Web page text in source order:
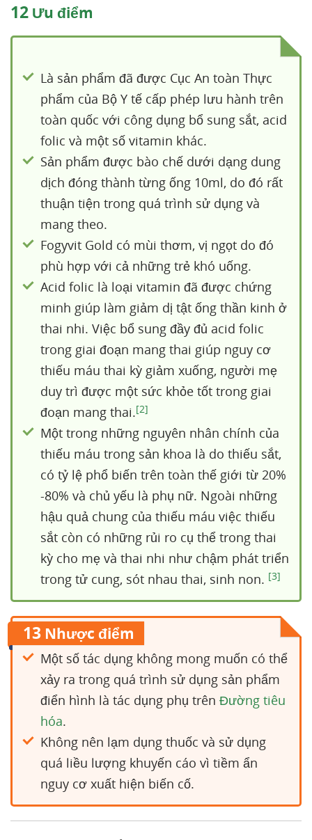
12 Ưu điểm
Là sản phẩm đã được Cục An toàn Thực
phẩm của Bộ Y tế cấp phép lưu hành trên
toàn quốc với công dụng bổ sung sắt, acid
folic và một số vitamin khác.
Sản phẩm được bào chế dưới dạng dung
dịch đóng thành từng ống 10ml, do đó rất
thuận tiện trong quá trình sử dụng và
mang theo.
Fogyvit Gold có mùi thơm, vị ngọt do đó
phù hợp với cả những trẻ khó uống.
Acid folic là loại vitamin đã được chứng
minh giúp làm giảm dị tật ống thần kinh ở
thai nhi. Việc bổ sung đầy đủ acid folic
trong giai đoạn mang thai giúp nguy cơ
thiếu máu thai kỳ giảm xuống, người mẹ
duy trì được một sức khỏe tốt trong giai
đoạn mang thai.[2]
Một trong những nguyên nhân chính của
thiếu máu trong sản khoa là do thiếu sắt,
có tỷ lệ phổ biến trên toàn thế giới từ 20%
-80% và chủ yếu là phụ nữ. Ngoài những
hậu quả chung của thiếu máu việc thiếu
sắt còn có những rủi ro cụ thể trong thai
kỳ cho mẹ và thai nhi như chậm phát triển
trong tử cung, sót nhau thai, sinh non. [3]
13 Nhược điểm
Một số tác dụng không mong muốn có thể
xảy ra trong quá trình sử dụng sản phẩm
điển hình là tác dụng phụ trên Đường tiêu
hóa.
Không nên lạm dụng thuốc và sử dụng
quá liều lượng khuyến cáo vì tiềm ẩn
nguy cơ xuất hiện biến cố.